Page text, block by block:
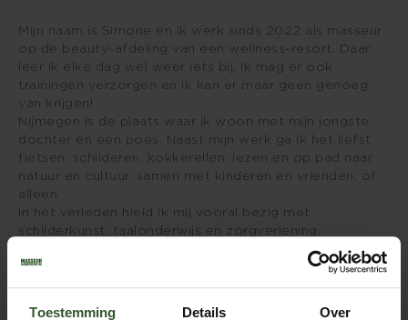
Toestemming Details Over
Mijn naam is Simone en ik werk sinds 2022 als masseur
op de beauty-afdeling van een wellness-resort. Daar
leer ik elke dag wel weer iets bij, ik mag er ook
trainingen verzorgen en ik kan er maar geen genoeg
van krijgen!
Nijmegen is de plaats waar ik woon met mijn jongste
dochter en een poes. Naast mijn werk ga ik het liefst
fietsen, schilderen, kokkerellen, lezen en op pad naar
natuur en cultuur, samen met kinderen en vrienden, of
alleen.
In het verleden hield ik mij vooral bezig met
schilderkunst, taalonderwijs en zorgverlening.
Aanraken met aandacht is de puurste manier om
contact te maken en een welgemeende massage kan
bijdragen aan een mooie balans van lichaam en geest